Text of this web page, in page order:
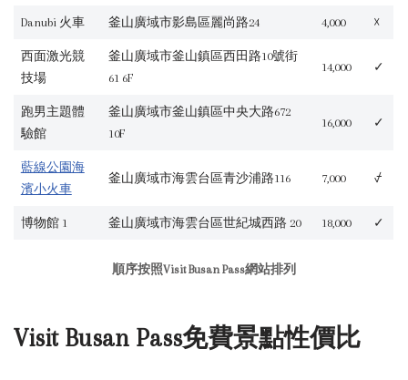
Danubi 火車 釜山廣域市影島區麗尚路24 4,000 ☓
西面激光競
技場
釜山廣域市釜山鎮區西田路10號街
61 6F
14,000 ✓
跑男主題體
驗館
釜山廣域市釜山鎮區中央大路672
10F
16,000 ✓
藍線公園海
濱小火車
釜山廣域市海雲台區青沙浦路116 7,000 ⍻
博物館 1 釜山廣域市海雲台區世紀城西路 20 18,000 ✓
順序按照Visit Busan Pass網站排列
Visit Busan Pass免費景點性價比